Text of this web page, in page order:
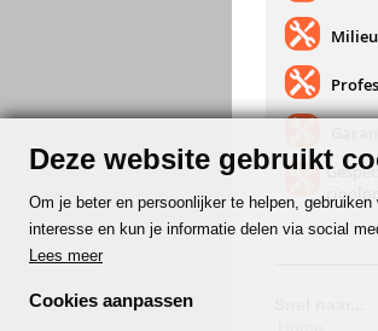
Deze website gebruikt
Om je beter en persoonlijker te helpen,
interesse en kun je informatie delen via social
Lees meer
Cookies aanpassen